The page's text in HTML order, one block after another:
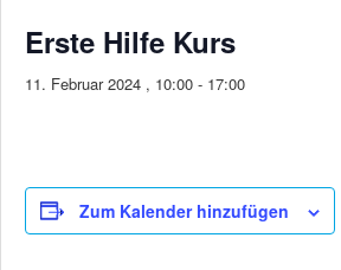
Erste Hilfe Kurs
11. Februar 2024 , 10:00 - 17:00
Zum Kalender hinzufügen